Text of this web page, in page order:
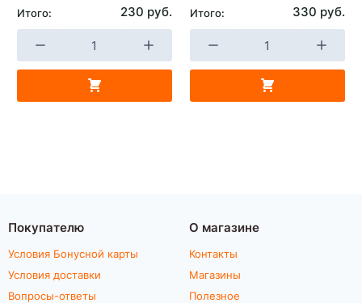
Итого: 230 руб. Итого: 330 руб.
Покупателю
Условия Бонусной карты
Условия доставки
Вопросы-ответы
О магазине
Контакты
Магазины
Полезное